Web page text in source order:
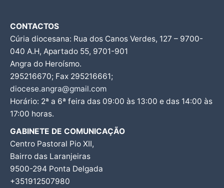
CONTACTOS
Cúria diocesana: Rua dos Canos Verdes, 127 – 9700-
040 A.H, Apartado 55, 9701-901
Angra do Heroísmo.
295216670; Fax 295216661;
diocese.angra@gmail.com
Horário: 2ª a 6ª feira das 09:00 às 13:00 e das 14:00 às
17:00 horas.
GABINETE DE COMUNICAÇÃO
Centro Pastoral Pio XII,
Bairro das Laranjeiras
9500-294 Ponta Delgada
+351912507980